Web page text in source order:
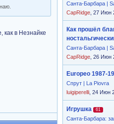
Санта-Барбара |
CapRidge , 27 Июн
Как прошёл
Санта-Барбара |
CapRidge , 26 Июн
Europeo 1987-
Спрут | La Piovra
luigiperelli , 24 Июн
Игрушка 61
Санта-Барбара:
как в Незнайке